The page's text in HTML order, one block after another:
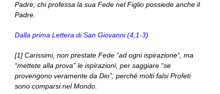
Padre; chi professa la sua Fede nel Figlio possiede anche il
Padre.
Dalla prima Lettera di San Giovanni (4,1-3)
[1] Carissimi, non prestate Fede “ad ogni ispirazione”, ma
“mettete alla prova” le ispirazioni, per saggiare “se
provengono veramente da Dio”, perché molti falsi Profeti
sono comparsi nel Mondo.